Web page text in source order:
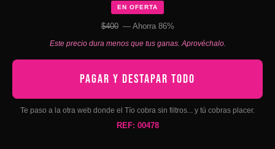
EN OFERTA
$400 — Ahorra 86%
Este precio dura menos que tus ganas. Aprovéchalo.
PAGAR Y DESTAPAR TODO
Te paso a la otra web donde el Tío cobra sin filtros... y tú cobras placer.
REF: 00478